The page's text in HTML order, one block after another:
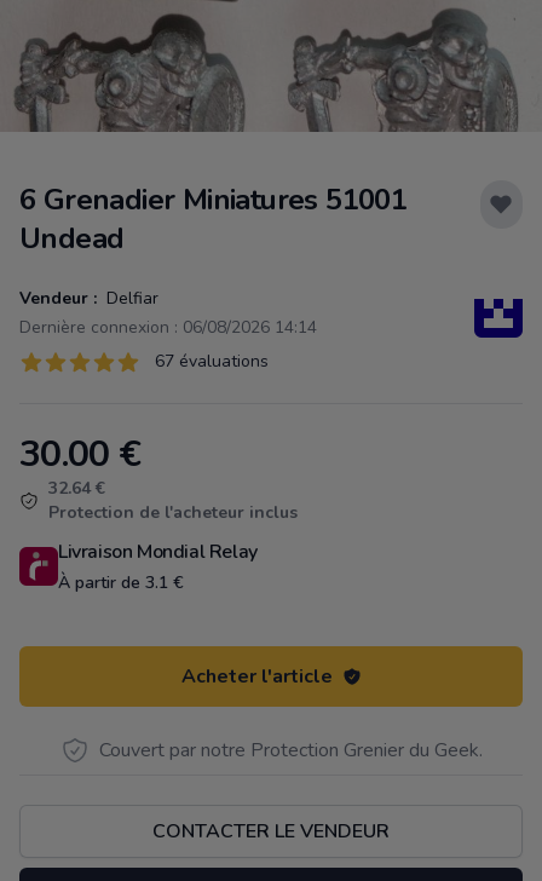
6 Grenadier Miniatures 51001
Undead
Vendeur : Delfiar
Dernière connexion : 06/08/2026 14:14
Évaluations
67 sur 5 étoiles 67 évaluations
Product information
30.00 €
32.64 €
Protection de l'acheteur inclus
Livraison Mondial Relay
À partir de 3.1 €
Acheter l'article
Couvert par notre Protection Grenier du Geek.
CONTACTER LE VENDEUR